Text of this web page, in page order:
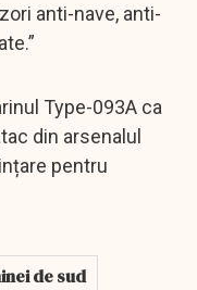
anti-nave, anti-
Type-093A ca
din arsenalul
pentru
de sud